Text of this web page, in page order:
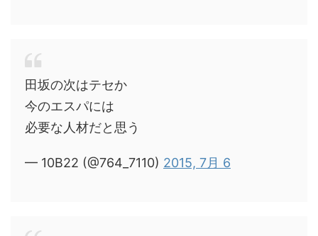
田坂の次はテセか
今のエスパには
必要な人材だと思う
— 10B22 (@764_7110) 2015, 7月 6